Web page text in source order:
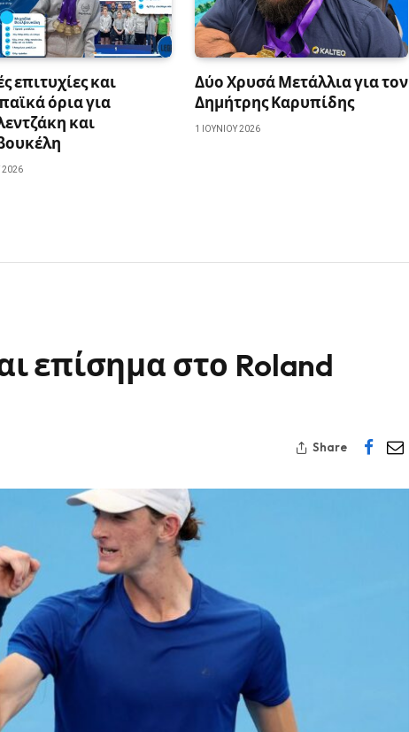
επιτυχίες και
όρια για
και
2026
Δύο Χρυσά Μετάλλια για τον
Δημήτρης Καρυπίδης
1 ΙΟΥΝΊΟΥ 2026
επίσημα στο Roland
Share